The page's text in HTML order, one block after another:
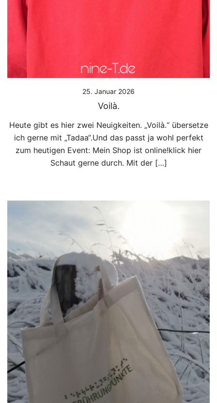
25. Januar 2026
Voilà.
Heute gibt es hier zwei Neuigkeiten. „Voilà.“ übersetze
ich gerne mit „Tadaa“.Und das passt ja wohl perfekt
zum heutigen Event: Mein Shop ist online!klick hier
Schaut gerne durch. Mit der […]